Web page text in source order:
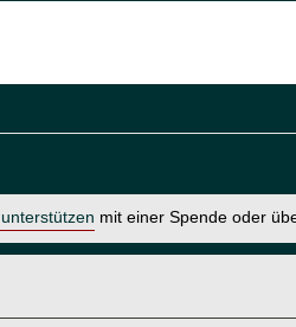
mit einer Spende oder